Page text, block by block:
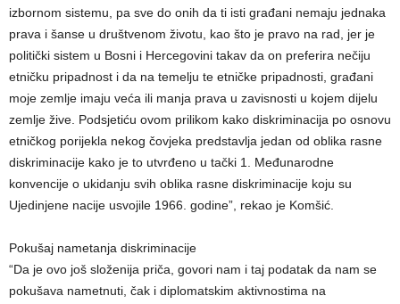
izbornom sistemu, pa sve do onih da ti isti građani nemaju jednaka
prava i šanse u društvenom životu, kao što je pravo na rad, jer je
politički sistem u Bosni i Hercegovini takav da on preferira nečiju
etničku pripadnost i da na temelju te etničke pripadnosti, građani
moje zemlje imaju veća ili manja prava u zavisnosti u kojem dijelu
zemlje žive. Podsjetiću ovom prilikom kako diskriminacija po osnovu
etničkog porijekla nekog čovjeka predstavlja jedan od oblika rasne
diskriminacije kako je to utvrđeno u tački 1. Međunarodne
konvencije o ukidanju svih oblika rasne diskriminacije koju su
Ujedinjene nacije usvojile 1966. godine”, rekao je Komšić.
Pokušaj nametanja diskriminacije
“Da je ovo još složenija priča, govori nam i taj podatak da nam se
pokušava nametnuti, čak i diplomatskim aktivnostima na